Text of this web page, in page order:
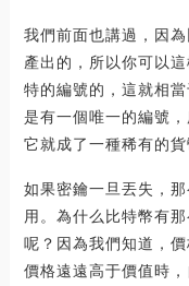
我們前面也講過，因
產出的，所以你可以
特的編號的，這就相
是有一個唯一的編號
它就成了一種稀有的貨
如果密鑰一旦丟失，
用。為什么比特幣有
呢？因為我們知道，
價格遠遠高于價值時